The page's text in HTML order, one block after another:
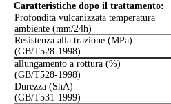
Caratteristiche dopo il trattamento:
Profondità vulcanizzata temperatura
ambiente (mm/24h)
Resistenza alla trazione (MPa)
(GB/T528-1998)
allungamento a rottura (%)
(GB/T528-1998)
Durezza (ShA)
(GB/T531-1999)